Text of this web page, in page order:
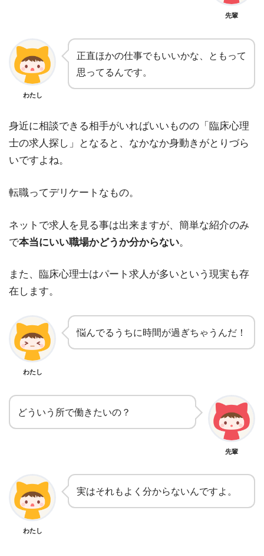
先輩
わたし
正直ほかの仕事でもいいかな、ともって
思ってるんです。
身近に相談できる相手がいればいいものの「臨床心理
士の求人探し」となると、なかなか身動きがとりづら
いですよね。
転職ってデリケートなもの。
ネットで求人を見る事は出来ますが、簡単な紹介のみ
で本当にいい職場かどうか分からない。
また、臨床心理士はパート求人が多いという現実も存
在します。
わたし
悩んでるうちに時間が過ぎちゃうんだ！
どういう所で働きたいの？
先輩
わたし
実はそれもよく分からないんですよ。